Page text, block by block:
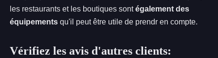
les restaurants et les boutiques sontégalement des
équipements qu'il peut être utile de prendr en compte.
Vérifiez les avis d'autres clients: